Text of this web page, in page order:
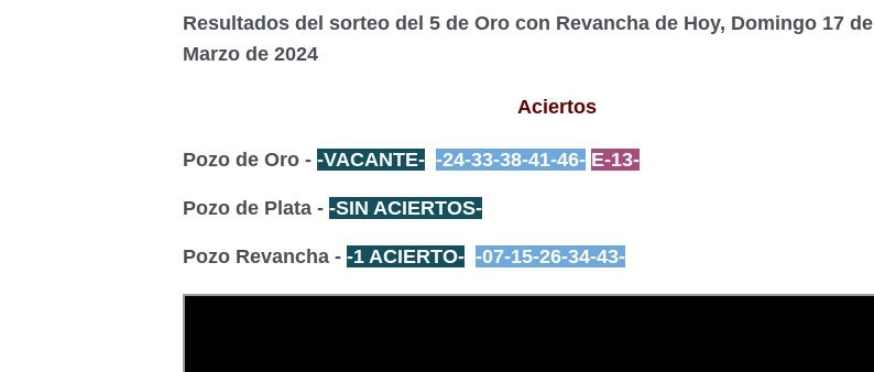
Resultados del sorteo del 5 de Oro con Revancha de Hoy, Domingo 17 de
Marzo de 2024
Aciertos
Pozo de Oro - -VACANTE- -24-33-38-41-46- E-13-
Pozo de Plata - -SIN ACIERTOS-
Pozo Revancha - -1 ACIERTO- -07-15-26-34-43-